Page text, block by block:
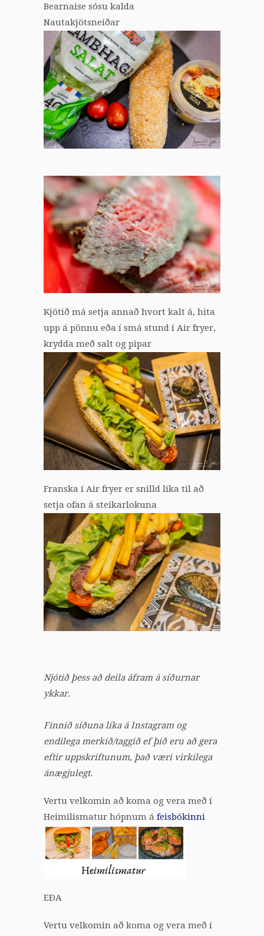
Bearnaise sósu kalda
Nautakjötsneiðar
Kjötið má setja annað hvort kalt á, hita
upp á pönnu eða í smá stund í Air fryer,
krydda með salt og pipar
Franska í Air fryer er snilld líka til að
setja ofan á steikarlokuna
Njótið þess að deila áfram á síðurnar
ykkar.
Finnið síðuna líka á Instagram og
endilega merkið/taggið ef þið eru að gera
eftir uppskriftunum, það væri virkilega
ánægjulegt.
Vertu velkomin að koma og vera með í
Heimilismatur hópnum á feisbókinni
EÐA
Vertu velkomin að koma og vera með í